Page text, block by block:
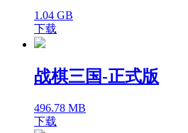
1.04 GB
下载
战棋三国-正式版
496.78 MB
下载